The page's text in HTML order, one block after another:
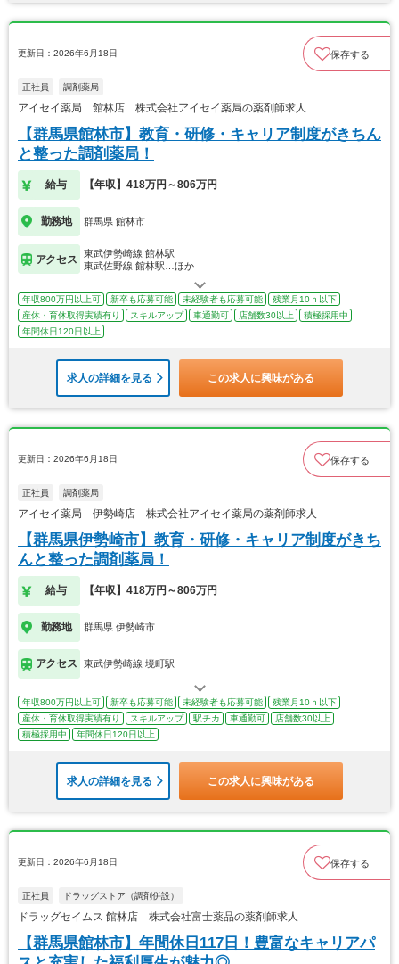
更新日：2026年6月18日 保存する
正社員 調剤薬局
アイセイ薬局 館林店 株式会社アイセイ薬局の薬剤師求人
【群馬県館林市】教育・研修・キャリア制度がきちん
と整った調剤薬局！
給与 【年収】418万円～806万円
勤務地 群馬県 館林市
アクセス
東武伊勢崎線 館林駅
東武佐野線 館林駅…ほか
年収800万円以上可 新卒も応募可能 未経験者も応募可能
残業月10ｈ以下
産休・育休取得実績有り
スキルアップ 車通勤可 店舗数30以上
積極採用中
年間休日120日以上
求人の詳細を見る この求人に興味がある
更新日：2026年6月18日 保存する
正社員 調剤薬局
アイセイ薬局 伊勢崎店 株式会社アイセイ薬局の薬剤師求人
【群馬県伊勢崎市】教育・研修・キャリア制度がきち
んと整った調剤薬局！
給与 【年収】418万円～806万円
勤務地 群馬県 伊勢崎市
アクセス 東武伊勢崎線 境町駅
年収800万円以上可 新卒も応募可能 未経験者も応募可能
残業月10ｈ以下
産休・育休取得実績有り
スキルアップ 駅チカ 車通勤可
店舗数30以上
積極採用中
年間休日120日以上
求人の詳細を見る この求人に興味がある
更新日：2026年6月18日 保存する
正社員 ドラッグストア（調剤併設）
ドラッグセイムス 館林店 株式会社富士薬品の薬剤師求人
【群馬県館林市】年間休日117日！豊富なキャリアパ